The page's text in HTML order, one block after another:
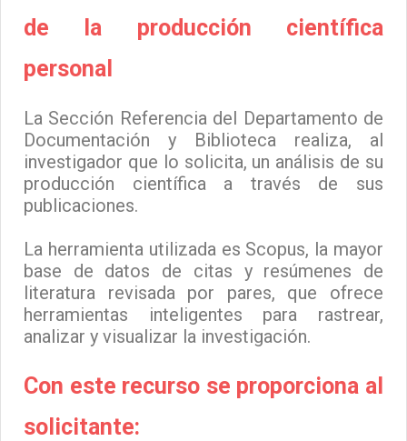
de la producción científica
personal
La Sección Referencia del Departamento de
Documentación y Biblioteca realiza, al
investigador que lo solicita, un análisis de su
producción científica a través de sus
publicaciones.
La herramienta utilizada es Scopus, la mayor
base de datos de citas y resúmenes de
literatura revisada por pares, que ofrece
herramientas inteligentes para rastrear,
analizar y visualizar la investigación.
Con este recurso se proporciona al
solicitante: